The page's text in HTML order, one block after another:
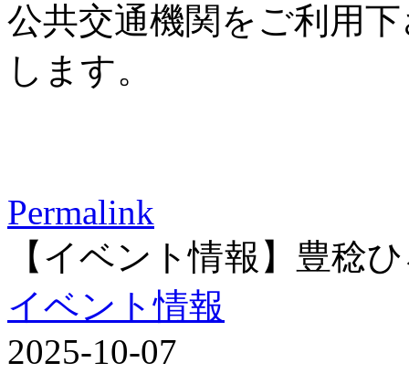
公共交通機関をご利用
します。
Permalink
【イベント情報】豊稔
イベント情報
2025-10-07